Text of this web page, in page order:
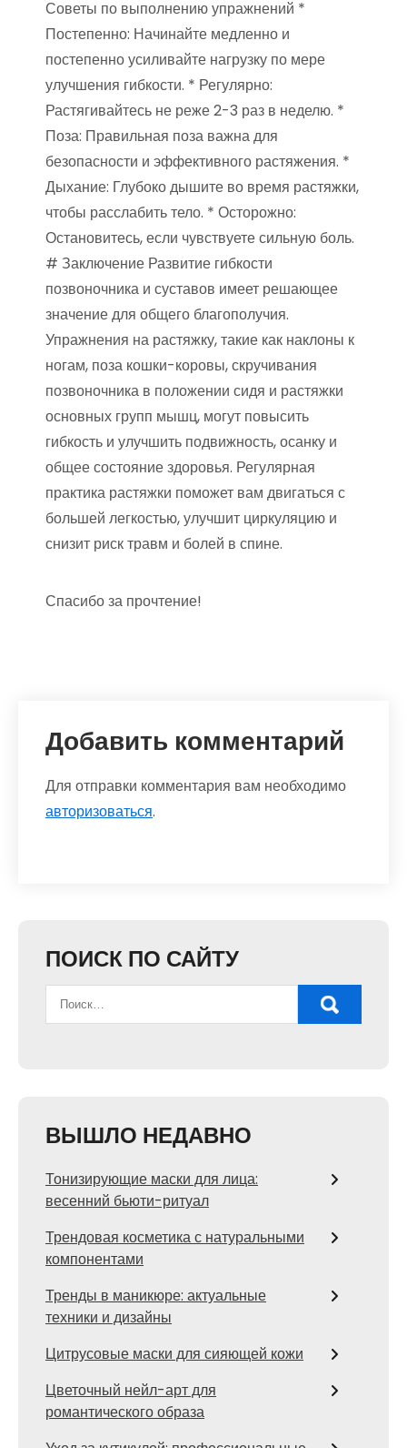
Советы по выполнению упражнений *
Постепенно: Начинайте медленно и
постепенно усиливайте нагрузку по мере
улучшения гибкости. * Регулярно:
Растягивайтесь не реже 2-3 раз в неделю. *
Поза: Правильная поза важна для
безопасности и эффективного растяжения. *
Дыхание: Глубоко дышите во время растяжки,
чтобы расслабить тело. * Осторожно:
Остановитесь, если чувствуете сильную боль.
# Заключение Развитие гибкости
позвоночника и суставов имеет решающее
значение для общего благополучия.
Упражнения на растяжку, такие как наклоны к
ногам, поза кошки-коровы, скручивания
позвоночника в положении сидя и растяжки
основных групп мышц, могут повысить
гибкость и улучшить подвижность, осанку и
общее состояние здоровья. Регулярная
практика растяжки поможет вам двигаться с
большей легкостью, улучшит циркуляцию и
снизит риск травм и болей в спине.
Спасибо за прочтение!
Добавить комментарий
Для отправки комментария вам необходимо
авторизоваться.
ПОИСК ПО САЙТУ
ВЫШЛО НЕДАВНО
Тонизирующие маски для лица:
весенний бьюти-ритуал
Трендовая косметика с натуральными
компонентами
Тренды в маникюре: актуальные
техники и дизайны
Цитрусовые маски для сияющей кожи
Цветочный нейл-арт для
романтического образа